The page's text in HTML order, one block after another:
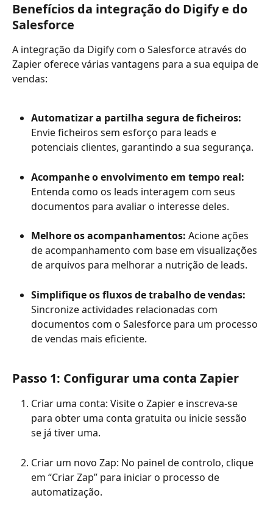
Benefícios da integração do Digify e do
Salesforce
A integração da Digify com o Salesforce através do
Zapier oferece várias vantagens para a sua equipa de
vendas:
Automatizar a partilha segura de ficheiros:
Envie ficheiros sem esforço para leads e
potenciais clientes, garantindo a sua segurança.
Acompanhe o envolvimento em tempo real:
Entenda como os leads interagem com seus
documentos para avaliar o interesse deles.
Melhore os acompanhamentos: Acione ações
de acompanhamento com base em visualizações
de arquivos para melhorar a nutrição de leads.
Simplifique os fluxos de trabalho de vendas:
Sincronize actividades relacionadas com
documentos com o Salesforce para um processo
de vendas mais eficiente.
Passo 1: Configurar uma conta Zapier
Criar uma conta: Visite o Zapier e inscreva-se
para obter uma conta gratuita ou inicie sessão
se já tiver uma.
Criar um novo Zap: No painel de controlo, clique
em “Criar Zap” para iniciar o processo de
automatização.